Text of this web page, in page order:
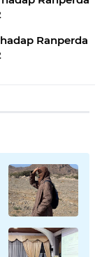
Ranperda